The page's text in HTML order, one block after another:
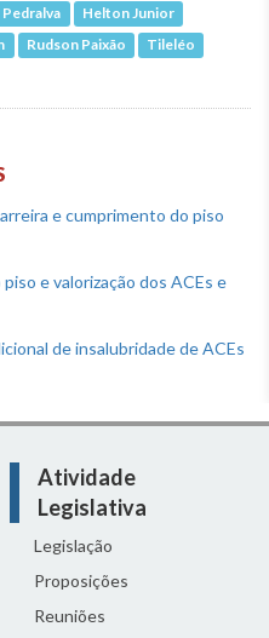
Helton Junior
Rudson Paixão
Tileléo
e cumprimento do piso
e valorização dos ACEs e
de insalubridade de ACEs
Atividade
Legislativa
Legislação
Proposições
Reuniões